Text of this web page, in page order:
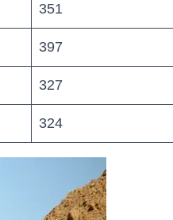
351
397
327
324